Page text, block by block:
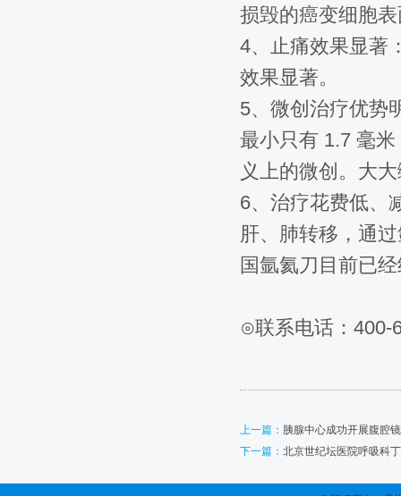
损毁的癌变细胞
4、止痛效果显著
效果显著。
5、微创治疗优势
最小只有 1.7 毫
义上的微创。大
6、治疗花费低、
肝、肺转移，通
国氩氦刀目前已
⊙联系电话：400-
上一篇： 胰腺中心成功开展腹腔
下一篇： 北京世纪坛医院呼吸科